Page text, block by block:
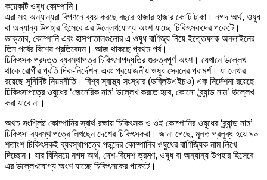
কয়েকটি ওষুধ কোম্পানি।
এরা সহ অন্যান্যরা বিপণনে ব্যয় করছে বছরে হাজার হাজার কোটি টাকা। নগদ অর্থ, ওষুধ
বা অন্যান্য উপহার হিসেবে এর উল্লেখযোগ্য অংশ যাচ্ছে চিকিৎসকদের পকেটে।
ডাক্তার, কোম্পানি এবং হাসপাতালগুলোর এ ওষুধ বাণিজ্য নিয়ে ইত্তেফাক অনলাইনের
তিন পর্বের বিশেষ প্রতিবেদন। আজ থাকছে প্রথম পর্ব।
চিকিৎসক প্রদত্ত ব্যবস্থাপত্র চিকিৎসাপদ্ধতির গুরুত্বপূর্ণ অংশ। যেখানে উল্লেখ
থাকে রোগীর প্রতি দিক-নির্দেশনা এবং প্রয়োজনীয় ওষুধ সেবনের পরামর্শ। যা লেখার
রয়েছে সুনির্দিষ্ট নিয়মনীতি। বিশ্ব স্বাস্থ্য সংস্থার (ডব্লিউএইচও) এক নির্দেশনা রয়েছে
চিকিৎসাপত্রে ওষুধের ‘জেনেরিক নাম’ উল্লেখ করতে হবে, কোনো ‘ব্র্যান্ড নাম’ উল্লেখ
করা যাবে না।
অথচ সংশ্লিষ্ট কোম্পানির স্বার্থ রক্ষায় চিকিৎসক ও ওই কোম্পানির ওষুধের ‘ব্র্যান্ড নাম’
চিকিৎসা ব্যবস্থাপত্রে লিখছেন দেশের চিকিৎসকরা। জানা গেছে, মূলত প্রলুব্ধ হয়ে ৯০
শতাংশ চিকিৎসকই ব্যবস্থাপত্রে পছন্দের কোম্পানির ওষুধের বাণিজ্যিক নাম লিখে
দিচ্ছেন। যার বিনিময়ে নগদ অর্থ, দেশ-বিদেশ ভ্রমণ, ওষুধ বা অন্যান্য উপহার হিসেবে
এর উল্লেখযোগ্য অংশ যাচ্ছে চিকিৎসকের পকেটে।